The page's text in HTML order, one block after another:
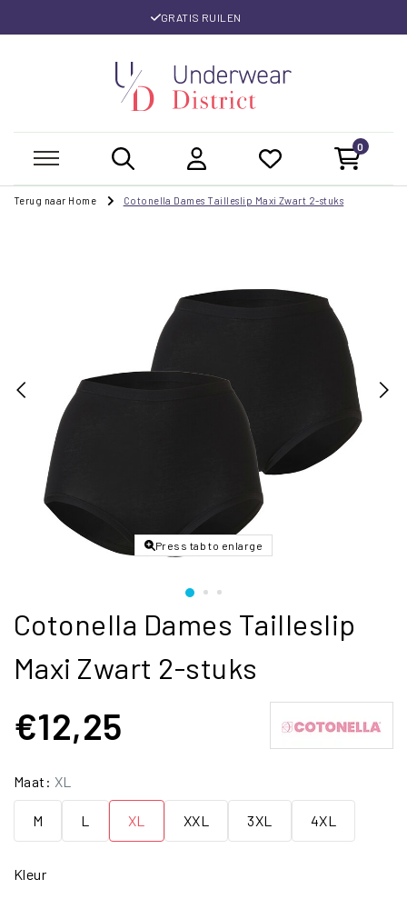
GRATIS RUILEN
0
Terug naar Home Cotonella Dames Tailleslip Maxi Zwart 2-stuks
Press tab to enlarge
Cotonella Dames Tailleslip
Maxi Zwart 2-stuks
€12,25
Maat: XL
M L XL XXL 3XL 4XL
Kleur